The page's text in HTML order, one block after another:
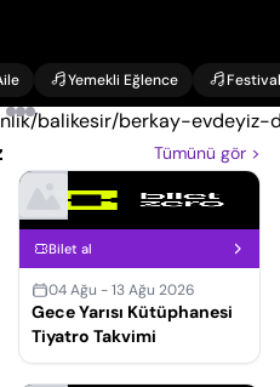
Yemekli Eğlence Festival
Tümünü gör >
Bilet al
04 Ağu - 13 Ağu 2026
Gece Yarısı Kütüphanesi
Tiyatro Takvimi